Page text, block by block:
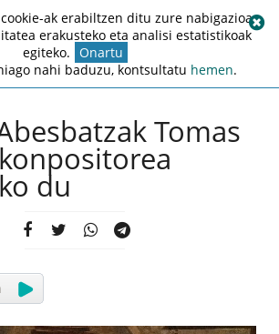
Tomas
du
ak erabiltzen ditu zure nabigazioa
erakusteko eta analisi estatistikoak
egiteko. Onartu
nahi baduzu, kontsultatu hemen.